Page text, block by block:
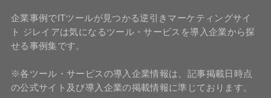
企業事例でITツールが見つかる逆引きマーケティングサイ
ト ジレイアは気になるツール・サービスを導入企業から探
せる事例集です。
※各ツール・サービスの導入企業情報は、記事掲載日時点
の公式サイト及び導入企業の掲載情報に準じております。